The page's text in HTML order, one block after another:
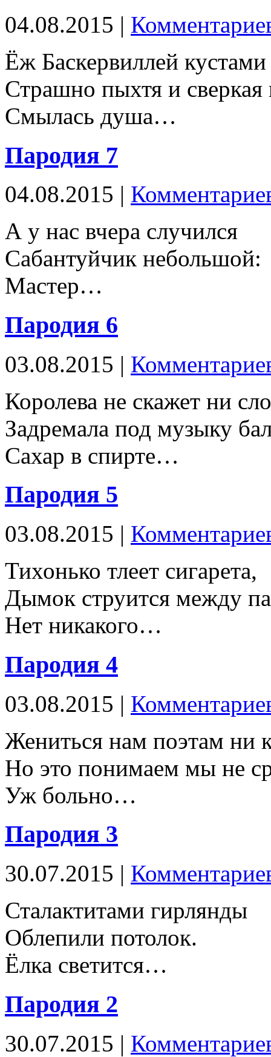
04.08.2015 |
Ёж Баскервиллей кустами
Страшно пыхтя и сверкая
Смылась душа…
Пародия 7
04.08.2015 |
А у нас вчера случился
Сабантуйчик небольшой:
Мастер…
Пародия 6
03.08.2015 |
Королева не скажет ни
Задремала под музыку
Сахар в спирте…
Пародия 5
03.08.2015 |
Тихонько тлеет сигарета,
Дымок струится между
Нет никакого…
Пародия 4
03.08.2015 |
Жениться нам поэтам ни
Но это понимаем мы не
Уж больно…
Пародия 3
30.07.2015 |
Сталактитами гирлянды
Облепили потолок.
Ёлка светится…
Пародия 2
30.07.2015 |